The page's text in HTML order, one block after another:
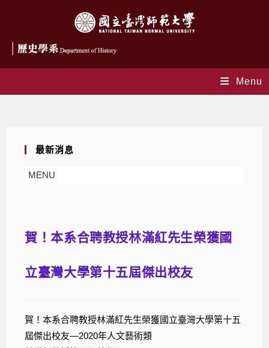
Menu
最新消息
MENU
賀！本系合聘教授林滿紅先生榮獲國
立臺灣大學第十五屆傑出校友
賀！本系合聘教授林滿紅先生榮獲國立臺灣大學第十五
屆傑出校友—2020年人文藝術類